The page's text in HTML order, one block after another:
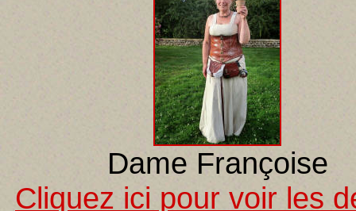
Dame Françoise
Cliquez ici pour voir les